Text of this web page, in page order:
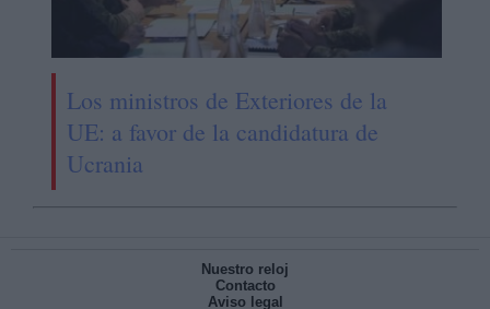
Los ministros de Exteriores de la
UE: a favor de la candidatura de
Ucrania
Nuestro reloj
Contacto
Aviso legal